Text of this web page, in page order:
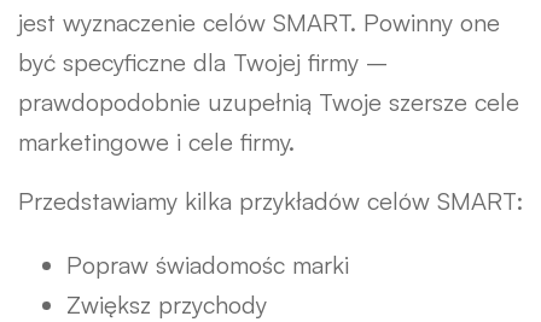
jest wyznaczenie celów SMART. Powinny one
być specyficzne dla Twojej firmy –
prawdopodobnie uzupełnią Twoje szersze cele
marketingowe i cele firmy.
Przedstawiamy kilka przykładów celów SMART:
Popraw świadomośc marki
Zwiększ przychody